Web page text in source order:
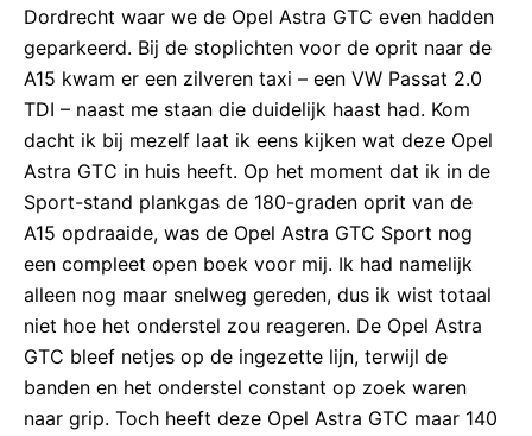
Dordrecht waar we de Opel Astra GTC even hadden
geparkeerd. Bij de stoplichten voor de oprit naar de
A15 kwam er een zilveren taxi – een VW Passat 2.0
TDI – naast me staan die duidelijk haast had. Kom
dacht ik bij mezelf laat ik eens kijken wat deze Opel
Astra GTC in huis heeft. Op het moment dat ik in de
Sport-stand plankgas de 180-graden oprit van de
A15 opdraaide, was de Opel Astra GTC Sport nog
een compleet open boek voor mij. Ik had namelijk
alleen nog maar snelweg gereden, dus ik wist totaal
niet hoe het onderstel zou reageren. De Opel Astra
GTC bleef netjes op de ingezette lijn, terwijl de
banden en het onderstel constant op zoek waren
naar grip. Toch heeft deze Opel Astra GTC maar 140